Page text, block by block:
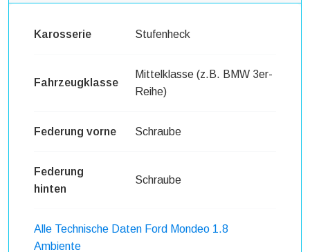
Karosserie Stufenheck
Fahrzeugklasse
Mittelklasse (z.B. BMW 3er-
Reihe)
Federung vorne Schraube
Federung
hinten
Schraube
Alle Technische Daten Ford Mondeo 1.8
Ambiente